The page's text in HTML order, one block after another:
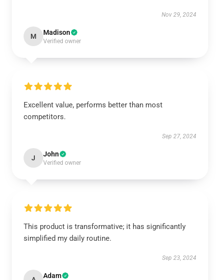
Nov 29, 2024
M Madison
Verified owner
Excellent value, performs better than most
competitors.
Sep 27, 2024
J John
Verified owner
This product is transformative; it has significantly
simplified my daily routine.
Sep 23, 2024
Adam